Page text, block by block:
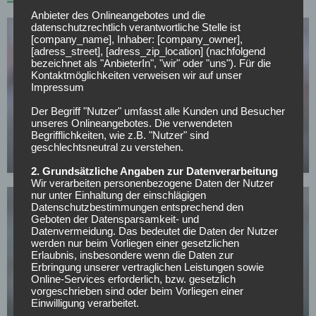
Märchenhafter Auftritt: HSV will diesen Leihspieler
langfristig halten
HAMBURGER SV
Dieser HSV-Star hat entschieden, ob er dem Klub
erhalten bleibt
Anbieter des Onlineangebotes und die
datenschutzrechtlich verantwortliche Stelle ist
[company_name], Inhaber: [company_owner],
[adress_street], [adress_zip_location] (nachfolgend
bezeichnet als "AnbieterIn", "wir" oder "uns"). Für die
Kontaktmöglichkeiten verweisen wir auf unser
Impressum
Der Begriff "Nutzer" umfasst alle Kunden und Besucher
unseres Onlineangebotes. Die verwendeten
Begrifflichkeiten, wie z.B. "Nutzer" sind
geschlechtsneutral zu verstehen.
2. Grundsätzliche Angaben zur Datenverarbeitung
Wir verarbeiten personenbezogene Daten der Nutzer
nur unter Einhaltung der einschlägigen
Datenschutzbestimmungen entsprechend den
Geboten der Datensparsamkeit- und
Datenvermeidung. Das bedeutet die Daten der Nutzer
werden nur beim Vorliegen einer gesetzlichen
Erlaubnis, insbesondere wenn die Daten zur
Erbringung unserer vertraglichen Leistungen sowie
Online-Services erforderlich, bzw. gesetzlich
vorgeschrieben sind oder beim Vorliegen einer
Einwilligung verarbeitet.